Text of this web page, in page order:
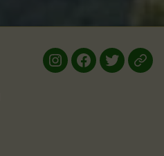
InstagramFacebook
twitter